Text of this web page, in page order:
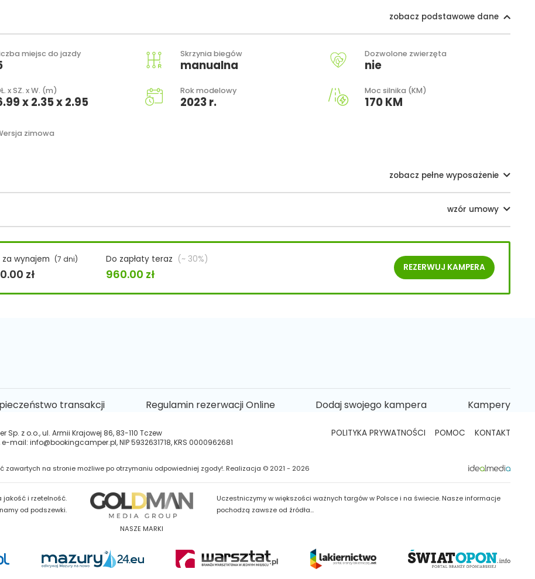
zobacz podstawowe dane
miejsc do jazdy Skrzynia biegów
manualna
Dozwolone zwierzęta
nie
x SZ. x W. (m)
x 2.35 x 2.95
Rok modelowy
2023 r.
Moc silnika (KM)
170 KM
zimowa
zobacz pełne wyposażenie
wzór umowy
wynajem (7 dni)
zł
Do zapłaty teraz (~ 30%)
960.00 zł REZERWUJ KAMPERA
transakcji Regulamin rezerwacji Online Dodaj swojego kampera Kampery
Sp. z o.o., ul. Armii Krajowej 86, 83-110 Tczew
e-mail: info@bookingcamper.pl, NIP 5932631718, KRS 0000962681
POLITYKA PRYWATNOŚCI POMOC KONTAKT
na stronie możliwe po otrzymaniu odpowiedniej zgody!. Realizacja © 2021 - 2026
jakość i rzetelność.
od podszewki.
NASZE MARKI
Uczestniczymy w większości ważnych targów w Polsce i na świecie. Nasze informacje
pochodzą zawsze od źródła...